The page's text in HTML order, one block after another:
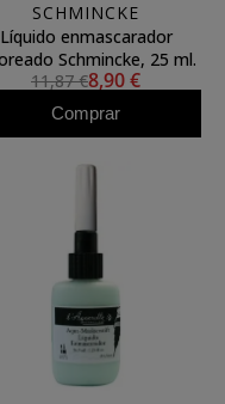
SCHMINCKE
Líquido enmascarador
Schmincke, 25 ml.
11,87 €8,90 €
Comprar